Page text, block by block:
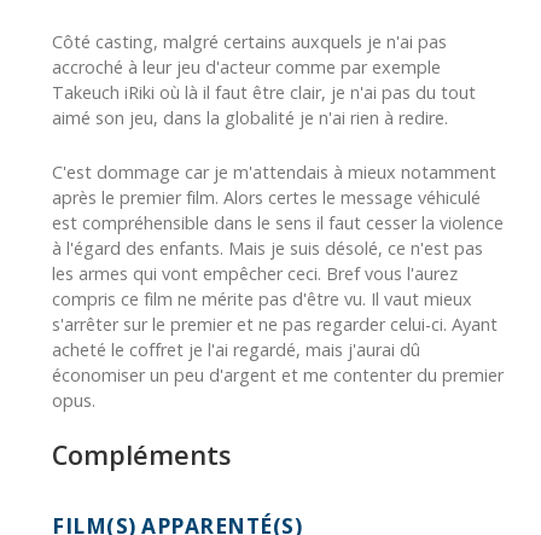
Côté casting, malgré certains auxquels je n'ai pas
accroché à leur jeu d'acteur comme par exemple
Takeuch iRiki où là il faut être clair, je n'ai pas du tout
aimé son jeu, dans la globalité je n'ai rien à redire.
C'est dommage car je m'attendais à mieux notamment
après le premier film. Alors certes le message véhiculé
est compréhensible dans le sens il faut cesser la violence
à l'égard des enfants. Mais je suis désolé, ce n'est pas
les armes qui vont empêcher ceci. Bref vous l'aurez
compris ce film ne mérite pas d'être vu. Il vaut mieux
s'arrêter sur le premier et ne pas regarder celui-ci. Ayant
acheté le coffret je l'ai regardé, mais j'aurai dû
économiser un peu d'argent et me contenter du premier
opus.
Compléments
FILM(S) APPARENTÉ(S)